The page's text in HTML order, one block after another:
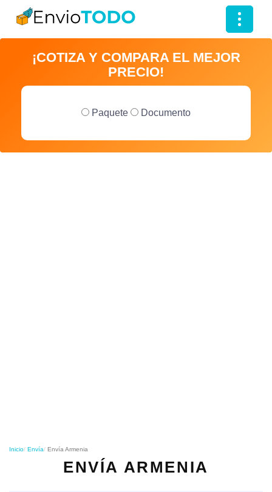
T
o
g
¡COTIZA Y COMPARA EL MEJOR
PRECIO!
Paquete Documento
Inicio Envía Envía Armenia
ENVÍA ARMENIA